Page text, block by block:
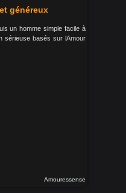
généreux
un homme simple facile à
sérieuse basés sur lAmour
Amouressense